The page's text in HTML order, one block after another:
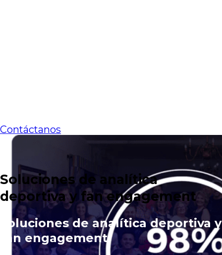
Contáctanos
Soluciones de analítica
deportiva y fan engagement
Soluciones de analítica deportiva y
fan engagement